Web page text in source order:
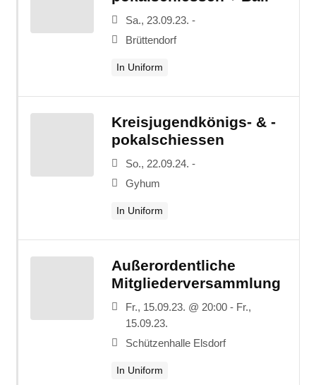
Sa., 23.09.23. -
Brüttendorf
In Uniform
Kreisjugendkönigs- & -
pokalschiessen
So., 22.09.24. -
Gyhum
In Uniform
Außerordentliche
Mitgliederversammlung
Fr., 15.09.23. @ 20:00 - Fr.,
15.09.23.
Schützenhalle Elsdorf
In Uniform